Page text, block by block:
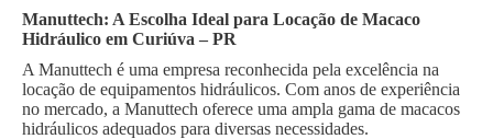
Manuttech: A Escolha Ideal para Locação de Macaco
Hidráulico em Curiúva – PR
A Manuttech é uma empresa reconhecida pela excelência na
locação de equipamentos hidráulicos. Com anos de experiência
no mercado, a Manuttech oferece uma ampla gama de macacos
hidráulicos adequados para diversas necessidades.